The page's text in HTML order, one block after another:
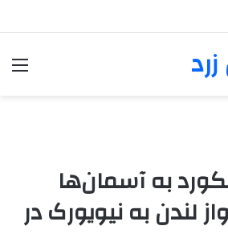
به آسمان‌ها
لندن به نیویورک در